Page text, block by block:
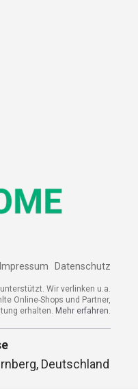
Impressum Datenschutz
Wir verlinken u.a.
Online-Shops und Partner,
erhalten. Mehr erfahren.
Deutschland